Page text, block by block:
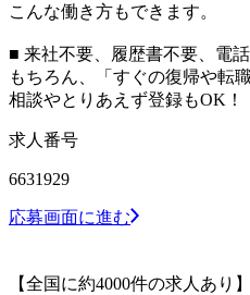
こんな働き方もできます。
■ 来社不要、履歴書不要、電
もちろん、「すぐの復帰や転
相談やとりあえず登録もOK！
求人番号
6631929
応募画面に進む
【全国に約4000件の求人あり】